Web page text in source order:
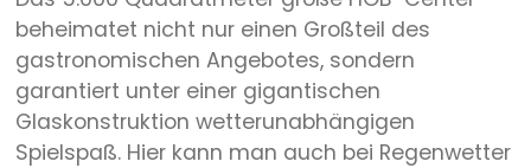
beheimatet nicht nur einen Großteil des
gastronomischen Angebotes, sondern
garantiert unter einer gigantischen
Glaskonstruktion wetterunabhängigen
Spielspaß. Hier kann man auch bei Regenwetter